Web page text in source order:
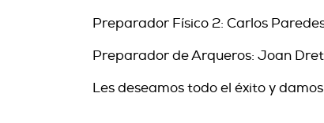
Preparador Físico 2: Carlos
Preparador de Arqueros: Joan
Les deseamos todo el éxito y